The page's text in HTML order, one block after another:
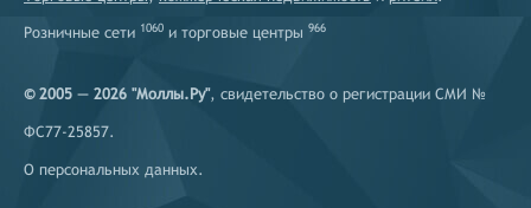
Розничные сети 1060 и торговые центры 966
© 2005 — 2026 "Моллы.Ру", свидетельство о регистрации СМИ №
ФС77-25857.
О персональных данных.